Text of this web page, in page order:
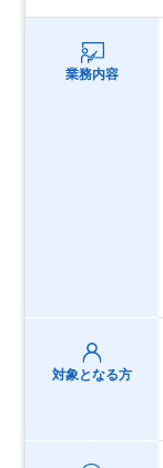
業務内容
対象となる方